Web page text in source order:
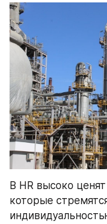
В HR высоко
которые